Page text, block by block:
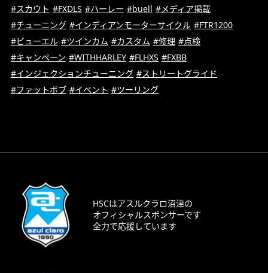
#スカウト #FXDLS #ハーレー #buell #メディア掲載
#チューニング #インディアンモーターサイクル #FTR1200
#ビューエル #ツインカム #カスタム #修理 #点検
#キャンペーン #WITHHARLEY #FLHXS #FXBB
#インジェクションチューニング #ストリートグライド
#ファットボブ #イベント #ツーリング
HSCはアスルクラロ沼津の
オフィシャルスポンサーです
全力で応援しています